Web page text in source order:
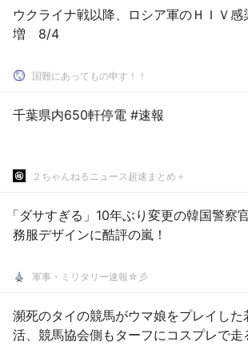
ウクライナ戦以降、ロシア軍のＨＩＶ
増 8/4
国難にあってもの申す！！
千葉県内650軒停電 #速報
２ちゃんねるニュース超速まとめ＋
「ダサすぎる」10年ぶり変更の韓国警察
務服デザインに酷評の嵐！
軍事・ミリタリー速報☆彡
瀕死のタイの競馬がウマ娘をプレイした
活、競馬協会側もターフにコスプレで